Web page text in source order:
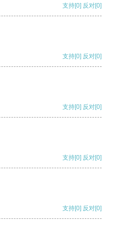
支持[0] 反对[0]
支持[0] 反对[0]
支持[0] 反对[0]
支持[0] 反对[0]
支持[0] 反对[0]